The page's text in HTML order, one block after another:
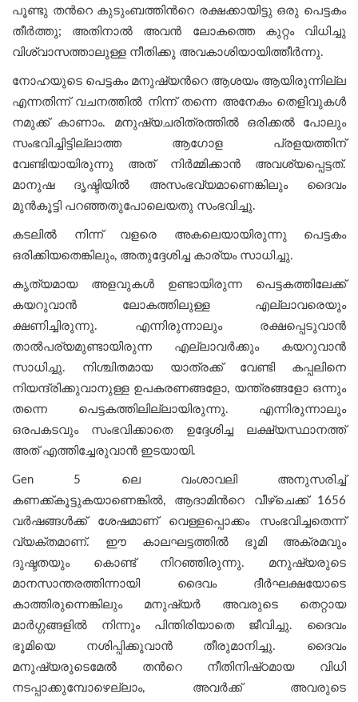
പൂണ്ടു തന്‍റെ കുടുംബത്തിന്‍റെ രക്ഷക്കായിട്ടു ഒരു പെട്ടകം
തീർത്തു; അതിനാൽ അവൻ ലോകത്തെ കുറ്റം വിധിച്ചു
വിശ്വാസത്താലുള്ള നീതിക്കു അവകാശിയായിത്തീർന്നു.
നോഹയുടെ പെട്ടകം മനുഷ്യന്‍റെ ആശയം ആയിരുന്നില്ല
എന്നതിന്ന് വചനത്തില്‍ നിന്ന് തന്നെ അനേകം തെളിവുകള്‍
നമുക്ക് കാണാം. മനുഷ്യചരിത്രത്തില്‍ ഒരിക്കല്‍ പോലും
സംഭവിച്ചിട്ടില്ലാത്ത ആഗോള പ്രളയത്തിന്
വേണ്ടിയായിരുന്നു അത് നിര്‍മ്മിക്കാന്‍ അവശ്യപ്പെട്ടത്.
മാനുഷ ദൃഷ്ടിയില്‍ അസംഭവ്യമാണെങ്കിലും ദൈവം
മുന്‍കൂട്ടി പറഞ്ഞതുപോലെയതു സംഭവിച്ചു.
കടലില്‍ നിന്ന് വളരെ അകലെയായിരുന്നു പെട്ടകം
ഒരിക്കിയതെങ്കിലും, അതുദ്ദേശിച്ച കാര്യം സാധിച്ചു.
കൃത്യമായ അളവുകള്‍ ഉണ്ടായിരുന്ന പെട്ടകത്തിലേക്ക്
കയറുവാന്‍ ലോകത്തിലുള്ള എല്ലാവരെയും
ക്ഷണിച്ചിരുന്നു. എന്നിരുന്നാലും രക്ഷപ്പെടുവാന്‍
താല്‍പര്യമുണ്ടായിരുന്ന എല്ലാവര്‍ക്കും കയറുവാന്‍
സാധിച്ചു. നിശ്ചിതമായ യാത്രക്ക് വേണ്ടി കപ്പലിനെ
നിയന്ദ്രിക്കുവാനുള്ള ഉപകരണങ്ങളോ, യന്ത്രങ്ങളോ ഒന്നും
തന്നെ പെട്ടകത്തിലില്ലായിരുന്നു. എന്നിരുന്നാലും
ഒരപകടവും സംഭവിക്കാതെ ഉദ്ദേശിച്ച ലക്ഷ്യസ്ഥാനത്ത്
അത് എത്തിച്ചേരുവാന്‍ ഇടയായി.
Gen 5 ലെ വംശാവലി അനുസരിച്ച്
കണക്ക്കൂട്ടുകയാണെങ്കിൽ, ആദാമിന്‍റെ വീഴ്ചെക്ക് 1656
വർഷങ്ങൾക്ക് ശേഷമാണ് വെള്ളപ്പൊക്കം സംഭവിച്ചതെന്ന്
വ്യക്തമാണ്. ഈ കാലഘട്ടത്തില്‍ ഭൂമി അക്രമവും
ദുഷ്ടതയും കൊണ്ട് നിറഞ്ഞിരുന്നു. മനുഷ്യരുടെ
മാനസാന്തരത്തിന്നായി ദൈവം ദീര്‍ഘക്ഷയോടെ
കാത്തിരുന്നെങ്കിലും മനുഷ്യര്‍ അവരുടെ തെറ്റായ
മാര്‍ഗ്ഗങ്ങളില്‍ നിന്നും പിന്തിരിയാതെ ജീവിച്ചു. ദൈവം
ഭൂമിയെ നശിപ്പിക്കുവാൻ തീരുമാനിച്ചു. ദൈവം
മനുഷ്യരുടെമേൽ തന്‍റെ നീതിനിഷ്‌ഠമായ വിധി
നടപ്പാക്കുമ്പോഴെല്ലാം, അവര്‍ക്ക് അവരുടെ